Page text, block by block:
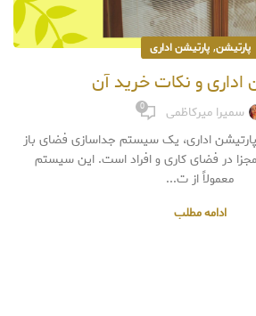
پارتیشن,پارتیشن اداری
اداری و نکات خرید آن
سمیرا میرکاظمی 0
اداری، یک سیستم جداسازی فضای باز
در فضای کاری و افراد است. این سیستم
معمولاً از ت...
ادامه مطلب